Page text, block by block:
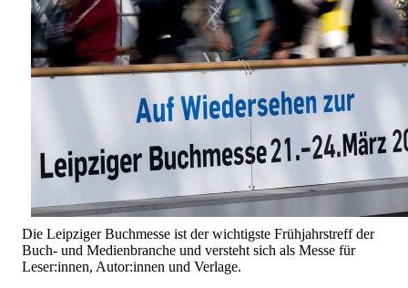
Die Leipziger Buchmesse ist der wichtigste Frühjahrstreff der
Buch- und Medienbranche und versteht sich als Messe für
Leser:innen, Autor:innen und Verlage.